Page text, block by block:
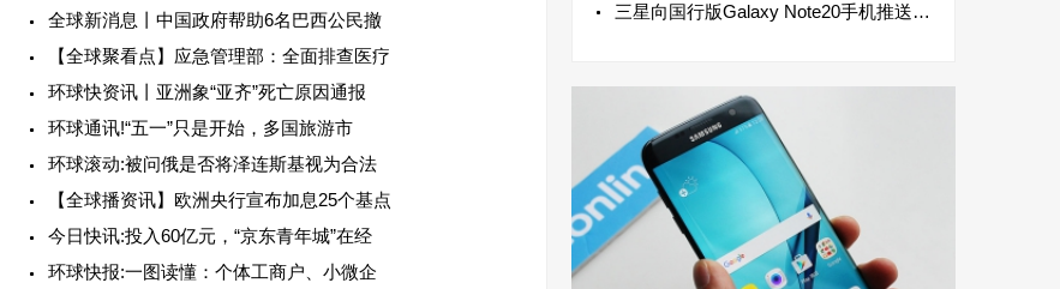
全球新消息丨中国政府帮助6名巴西公民撤
【全球聚看点】应急管理部：全面排查医疗
环球快资讯丨亚洲象“亚齐”死亡原因通报
环球通讯!“五一”只是开始，多国旅游市
环球滚动:被问俄是否将泽连斯基视为合法
【全球播资讯】欧洲央行宣布加息25个基点
今日快讯:投入60亿元，“京东青年城”在经
环球快报:一图读懂：个体工商户、小微企
三星向国行版Galaxy Note20手机推送新系统更新，支持强制不切换镜头